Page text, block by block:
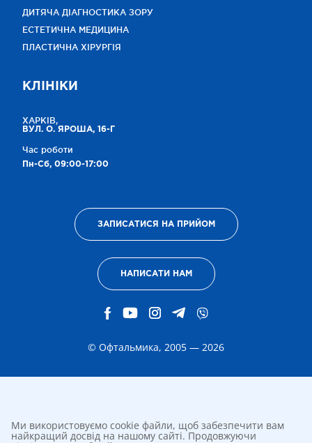
ДИТЯЧА ДІАГНОСТИКА ЗОРУ
ЕСТЕТИЧНА МЕДИЦИНА
ПЛАСТИЧНА ХІРУРГІЯ
КЛІНІКИ
ХАРКІВ,
ВУЛ. О. ЯРОША, 16-Г
Час роботи
Пн-Сб, 09:00-17:00
ЗАПИСАТИСЯ НА ПРИЙОМ
НАПИСАТИ НАМ
© Офтальмика, 2005 — 2026
Ми використовуємо cookie файли, щоб забезпечити вам
найкращий досвід на нашому сайті. Продовжуючи